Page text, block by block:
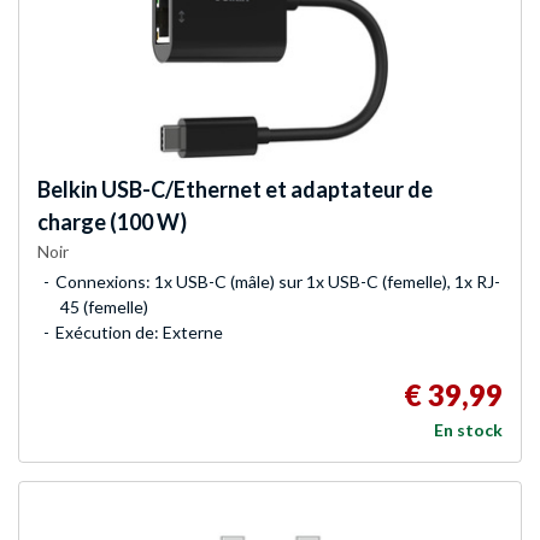
Belkin USB-C/Ethernet et adaptateur de
charge (100 W)
Noir
Connexions: 1x USB-C (mâle) sur 1x USB-C (femelle), 1x RJ-
45 (femelle)
Exécution de: Externe
€ 39,99
En stock